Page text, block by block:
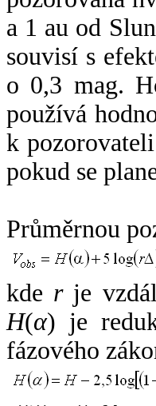
a 1 au od
souvisí s
o 0,3 mag.
používá
k
pokud se
Průměrnou
kde rje
H(α) je
fázového